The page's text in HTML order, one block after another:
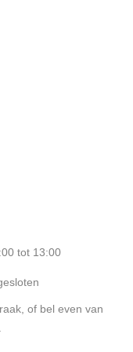
tot 13:00
of bel even van